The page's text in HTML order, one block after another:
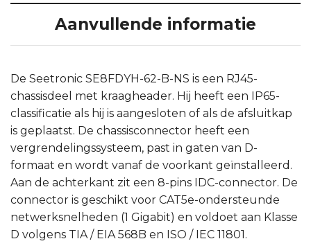
Aanvullende informatie
De Seetronic SE8FDYH-62-B-NS is een RJ45-
chassisdeel met kraagheader. Hij heeft een IP65-
classificatie als hij is aangesloten of als de afsluitkap
is geplaatst. De chassisconnector heeft een
vergrendelingssysteem, past in gaten van D-
formaat en wordt vanaf de voorkant geïnstalleerd.
Aan de achterkant zit een 8-pins IDC-connector. De
connector is geschikt voor CAT5e-ondersteunde
netwerksnelheden (1 Gigabit) en voldoet aan Klasse
D volgens TIA / EIA 568B en ISO / IEC 11801.